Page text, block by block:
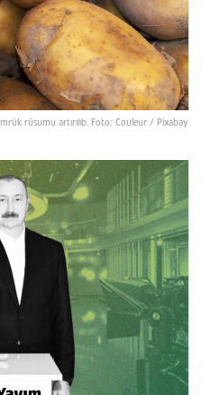
rüsumu artırılıb. Foto: Couleur / Pixabay